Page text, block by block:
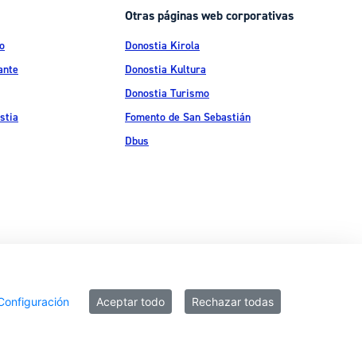
Otras páginas web corporativas
Donostia Kirola
Donostia Kultura
Donostia Turismo
Fomento de San Sebastián
Dbus
de privacidad Política de cookies Declaración de accesibilidad
Aceptar todo Rechazar todas